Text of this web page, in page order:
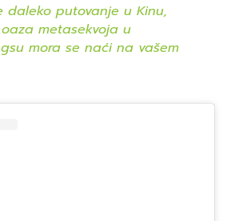
daleko putovanje u Kinu,
metasekvoja u
mora se naći na vašem